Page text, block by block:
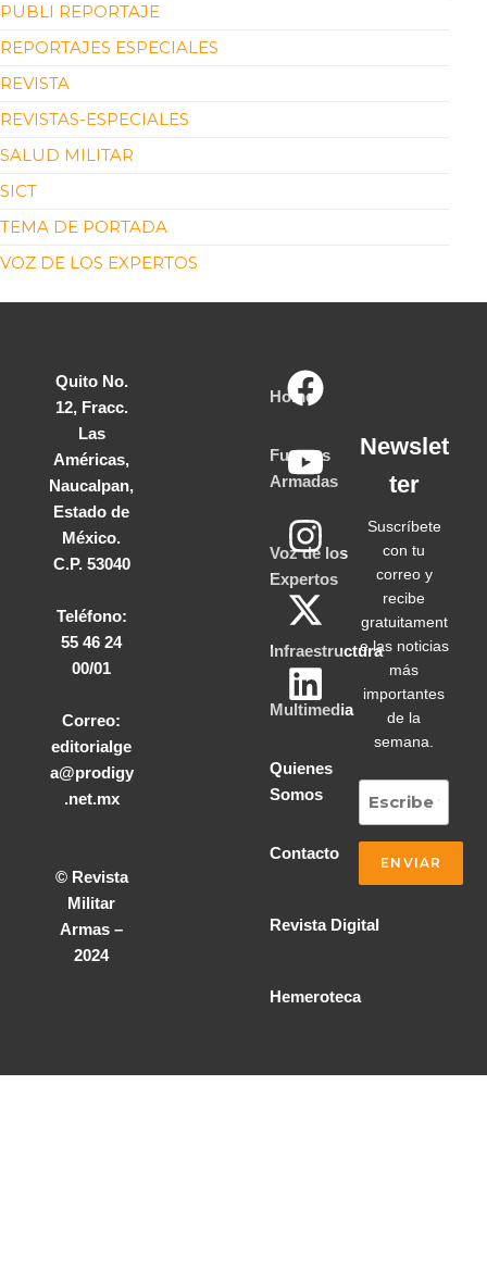
PUBLI REPORTAJE
REPORTAJES ESPECIALES
REVISTA
REVISTAS-ESPECIALES
SALUD MILITAR
SICT
TEMA DE PORTADA
VOZ DE LOS EXPERTOS
Quito No.
12, Fracc.
Las
Américas,
Naucalpan,
Estado de
México.
C.P. 53040
Teléfono:
55 46 24
00/01
Correo:
editorialge
a@prodigy
.net.mx
© Revista
Militar
Armas –
2024
Home
Fuerzas
Armadas
Voz de los
Expertos
Infraestructura
Multimedia
Quienes
Somos
Contacto
Revista Digital
Hemeroteca
Newslet
ter
Suscríbete
con tu
correo y
recibe
gratuitament
e las noticias
más
importantes
de la
semana.